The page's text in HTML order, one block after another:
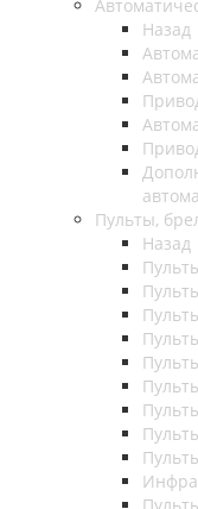
Назад
Пульты,
Назад